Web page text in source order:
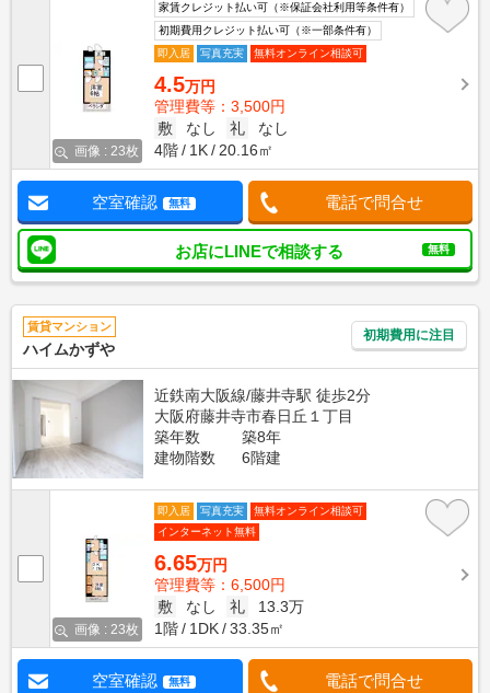
画像 : 23枚
家賃クレジット払い可（※保証会社利用等条件有）
初期費用クレジット払い可（※一部条件有）
即入居
写真充実 無料オンライン相談可
4.5万円
管理費等：3,500円
敷
なし 礼
なし
4階
1K 20.16㎡
空室確認 無料 電話で問合せ
お店にLINEで相談する 無料
賃貸マンション
ハイムかずや
初期費用に注目
近鉄南大阪線/藤井寺駅 徒歩2分
大阪府藤井寺市春日丘１丁目
築年数
築8年
建物階数
6階建
画像 : 23枚
即入居 写真充実
無料オンライン相談可
インターネット無料
6.65万円
管理費等：6,500円
敷
なし 礼
13.3万
1階
1DK 33.35㎡
空室確認 無料 電話で問合せ